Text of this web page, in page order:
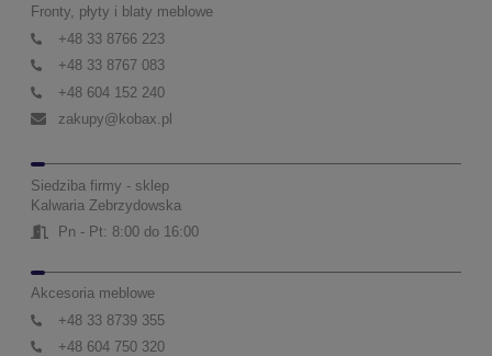
Fronty, płyty i blaty meblowe
+48 33 8766 223
+48 33 8767 083
+48 604 152 240
zakupy@kobax.pl
Siedziba firmy - sklep
Kalwaria Zebrzydowska
Pn - Pt: 8:00 do 16:00
Akcesoria meblowe
+48 33 8739 355
+48 604 750 320